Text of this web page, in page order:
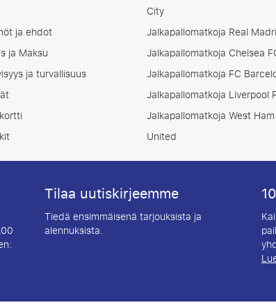
ja ehdot
ja Maksu
ja turvallisuus
City
Jalkapallomatkoja Real
Jalkapallomatkoja Chelsea
Jalkapallomatkoja FC
Jalkapallomatkoja Liverpool
Jalkapallomatkoja West Ham
United
Tilaa uutiskirjeemme
Tiedä ensimmäisenä tarjouksista ja
alennuksista.